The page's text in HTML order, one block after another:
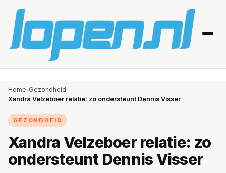
Home
Gezondheid
Home›Gezondheid›
Xandra Velzeboer relatie: zo ondersteunt Dennis Visser
GEZONDHEID
Xandra Velzeboer relatie: zo
ondersteunt Dennis Visser